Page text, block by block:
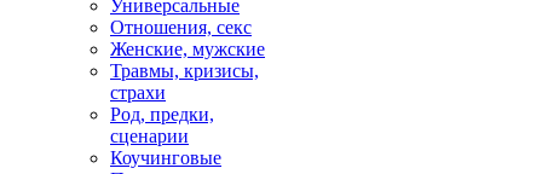
Универсальные
Отношения, секс
Женские, мужские
Травмы, кризисы,
страхи
Род, предки,
сценарии
Коучинговые